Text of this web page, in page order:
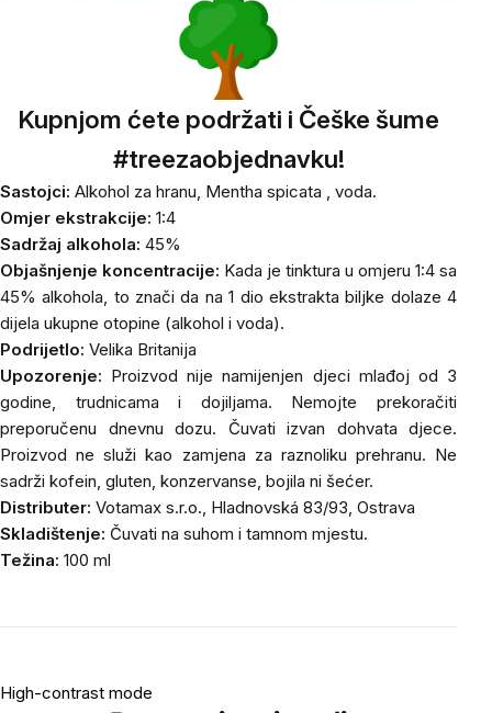
Kupnjom ćete podržati i Češke šume
#treezaobjednavku!
Sastojci: Alkohol za hranu, Mentha spicata , voda.
Omjer ekstrakcije: 1:4
Sadržaj alkohola: 45%
Objašnjenje koncentracije: Kada je tinktura u omjeru 1:4 sa
45% alkohola, to znači da na 1 dio ekstrakta biljke dolaze 4
dijela ukupne otopine (alkohol i voda).
Podrijetlo: Velika Britanija
Upozorenje: Proizvod nije namijenjen djeci mlađoj od 3
godine, trudnicama i dojiljama. Nemojte prekoračiti
preporučenu dnevnu dozu. Čuvati izvan dohvata djece.
Proizvod ne služi kao zamjena za raznoliku prehranu. Ne
sadrži kofein, gluten, konzervanse, bojila ni šećer.
Distributer: Votamax s.r.o., Hladnovská 83/93, Ostrava
Skladištenje: Čuvati na suhom i tamnom mjestu.
Težina: 100 ml
High-contrast mode